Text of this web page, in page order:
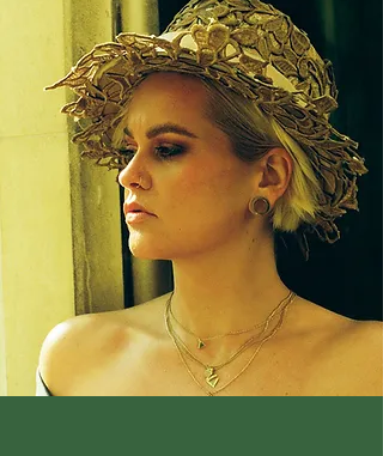
Tout au long de son expérience dans l'industrie de
la musique, Etta a maintenu son professionnalisme
et met souvent en garde les nouveaux arrivants
contre les pièges de l'industrie. Son amour pour la
musique est pur et cherche constamment à
s'équilibrer pour s'assurer que sa musique est
toujours à la hauteur de l'auditeur. Étant très
consciente de son environnement, elle n'a pas peur
de le dire comme si c'était nécessaire ou d'amener
les gens à se réconforter et à se détendre, en
particulier à travers son ton vocal et sa musicalité.
L'amour-propre est un concept important pour Etta
car elle comprend les hauts et les bas qui
accompagnent l'industrie musicale et la vie dans
son ensemble. Elle pratique cela en affrontant les
peurs, en affrontant les insécurités et en ouvrant
des conversations avec ses proches. Cela lui a
permis de comprend la valeur à un niveau plus
profond, cherchant à protéger son énergie et à
élever ceux qui l'entourent.